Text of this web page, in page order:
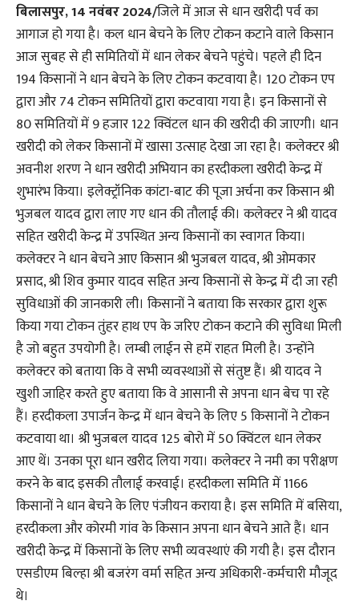
बिलासपुर, 14 नवंबर 2024/जिले में आज से धान खरीदी पर्व का
आगाज हो गया है। कल धान बेचने के लिए टोकन कटाने वाले किसान
आज सुबह से ही समितियों में धान लेकर बेचने पहुंचे। पहले ही दिन
194 किसानों ने धान बेचने के लिए टोकन कटवाया है। 120 टोकन एप
द्वारा और 74 टोकन समितियों द्वारा कटवाया गया है। इन किसानों से
80 समितियों में 9 हजार 122 क्विंटल धान की खरीदी की जाएगी। धान
खरीदी को लेकर किसानों में खासा उत्साह देखा जा रहा है। कलेक्टर श्री
अवनीश शरण ने धान खरीदी अभियान का हरदीकला खरीदी केन्द्र में
शुभारंभ किया। इलेक्ट्रॉनिक कांटा-बाट की पूजा अर्चना कर किसान श्री
भुजबल यादव द्वारा लाए गए धान की तौलाई की। कलेक्टर ने श्री यादव
सहित खरीदी केन्द्र में उपस्थित अन्य किसानों का स्वागत किया।
कलेक्टर ने धान बेचने आए किसान श्री भुजबल यादव, श्री ओमकार
प्रसाद, श्री शिव कुमार यादव सहित अन्य किसानों से केन्द्र में दी जा रही
सुविधाओं की जानकारी ली। किसानों ने बताया कि सरकार द्वारा शुरू
किया गया टोकन तुंहर हाथ एप के जरिए टोकन कटाने की सुविधा मिली
है जो बहुत उपयोगी है। लम्बी लाईन से हमें राहत मिली है। उन्होंने
कलेक्टर को बताया कि वे सभी व्यवस्थाओं से संतुष्ट हैं। श्री यादव ने
खुशी जाहिर करते हुए बताया कि वे आसानी से अपना धान बेच पा रहे
हैं। हरदीकला उपार्जन केन्द्र में धान बेचने के लिए 5 किसानों ने टोकन
कटवाया था। श्री भुजबल यादव 125 बोरो में 50 क्विंटल धान लेकर
आए थें। उनका पूरा धान खरीद लिया गया। कलेक्टर ने नमी का परीक्षण
करने के बाद इसकी तौलाई करवाई। हरदीकला समिति में 1166
किसानों ने धान बेचने के लिए पंजीयन कराया है। इस समिति में बसिया,
हरदीकला और कोरमी गांव के किसान अपना धान बेचने आते हैं। धान
खरीदी केन्द्र में किसानों के लिए सभी व्यवस्थाएं की गयी है। इस दौरान
एसडीएम बिल्हा श्री बजरंग वर्मा सहित अन्य अधिकारी-कर्मचारी मौजूद
थे।